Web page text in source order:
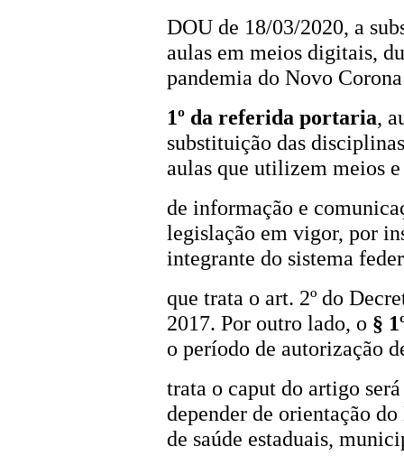
DOU de 18/03/2020, a
aulas em meios digitais,
pandemia do Novo
1º da referida portaria,
substituição das
aulas que utilizem meios
de informação e
legislação em vigor, por
integrante do sistema
que trata o art. 2º do
2017. Por outro lado, o §
o período de autorização
trata o caput do artigo
depender de orientação
de saúde estaduais,